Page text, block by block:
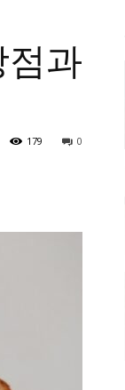
점과
0
179